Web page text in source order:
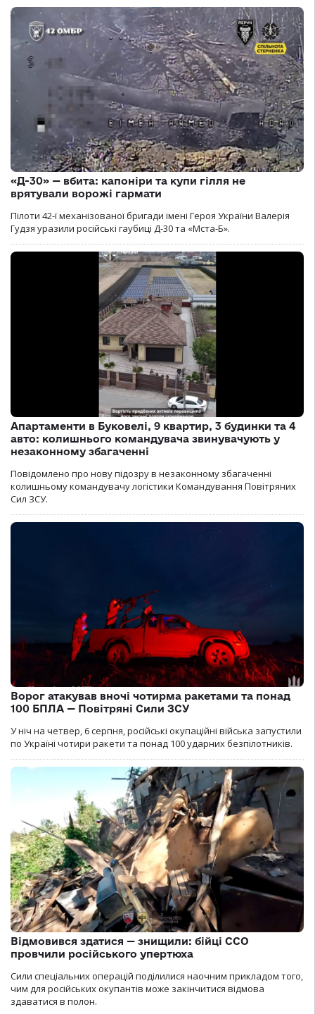
«Д-30» — вбита: капоніри та купи гілля не
врятували ворожі гармати
Пілоти 42-ї механізованої бригади імені Героя України Валерія
Гудзя уразили російські гаубиці Д-30 та «Мста-Б».
Апартаменти в Буковелі, 9 квартир, 3 будинки та 4
авто: колишнього командувача звинувачують у
незаконному збагаченні
Повідомлено про нову підозру в незаконному збагаченні
колишньому командувачу логістики Командування Повітряних
Сил ЗСУ.
Ворог атакував вночі чотирма ракетами та понад
100 БПЛА — Повітряні Сили ЗСУ
У ніч на четвер, 6 серпня, російські окупаційні війська запустили
по Україні чотири ракети та понад 100 ударних безпілотників.
Відмовився здатися — знищили: бійці ССО
провчили російського упертюха
Сили спеціальних операцій поділилися наочним прикладом того,
чим для російських окупантів може закінчитися відмова
здаватися в полон.